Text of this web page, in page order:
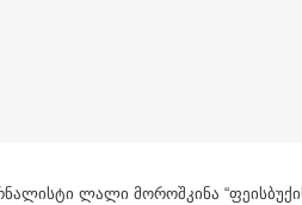
ლალი მოროშკინა